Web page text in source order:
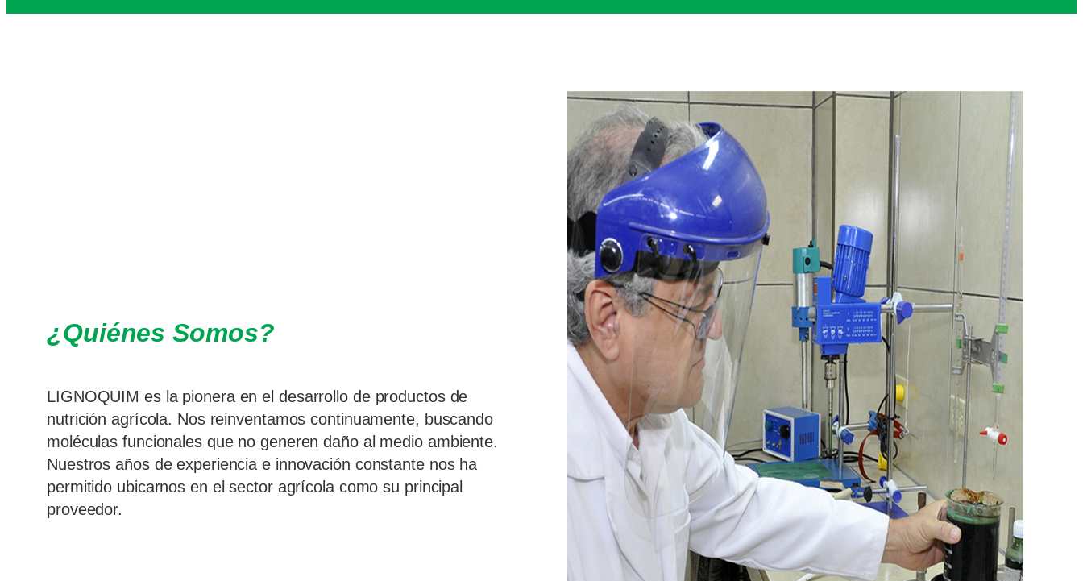
¿Quiénes Somos?
LIGNOQUIM es la pionera en el desarrollo de productos de
nutrición agrícola. Nos reinventamos continuamente, buscando
moléculas funcionales que no generen daño al medio ambiente.
Nuestros años de experiencia e innovación constante nos ha
permitido ubicarnos en el sector agrícola como su principal
proveedor.